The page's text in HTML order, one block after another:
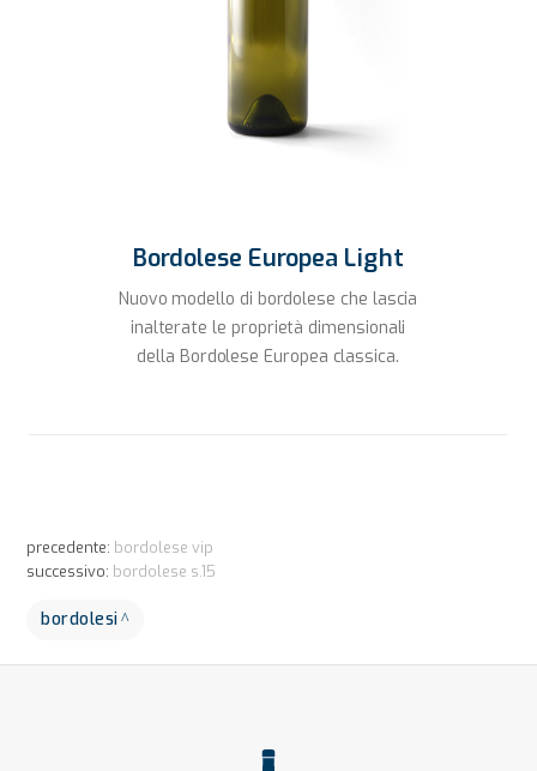
Bordolese Europea Light
Nuovo modello di bordolese che lascia
inalterate le proprietà dimensionali
della Bordolese Europea classica.
precedente: bordolese vip
successivo: bordolese s.15
bordolesi